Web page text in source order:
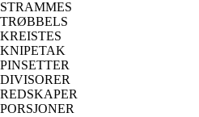
STRAMMES
TRØBBELS
KREISTES
KNIPETAK
PINSETTER
DIVISORER
REDSKAPER
PORSJONER